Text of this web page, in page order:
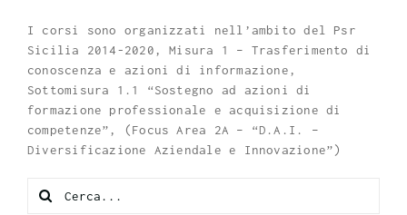
I corsi sono organizzati nell’ambito del Psr
Sicilia 2014-2020, Misura 1 – Trasferimento di
conoscenza e azioni di informazione,
Sottomisura 1.1 “Sostegno ad azioni di
formazione professionale e acquisizione di
competenze”, (Focus Area 2A – “D.A.I. –
Diversificazione Aziendale e Innovazione”)
Search
for: